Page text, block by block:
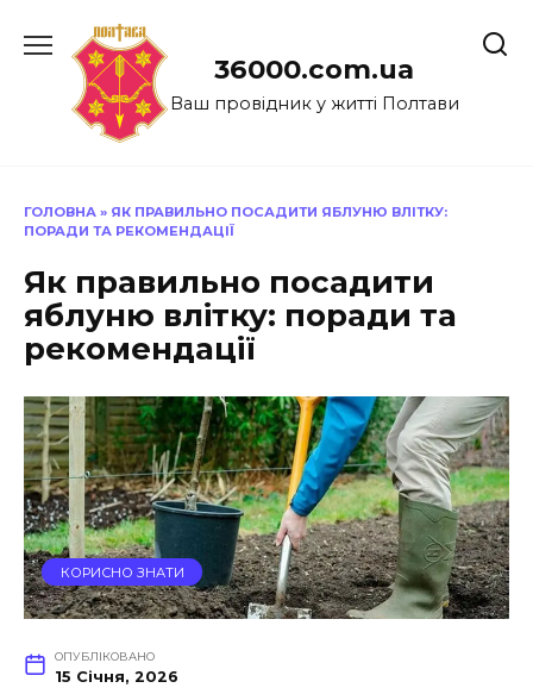
до
36000.com.ua
Ваш провідник у житті Полтави
ГОЛОВНА » ЯК ПРАВИЛЬНО ПОСАДИТИ ЯБЛУНЮ ВЛІТКУ:
ПОРАДИ ТА РЕКОМЕНДАЦІЇ
Як правильно посадити
яблуню влітку: поради та
рекомендації
КОРИСНО ЗНАТИ
ОПУБЛІКОВАНО
15 Січня, 2026